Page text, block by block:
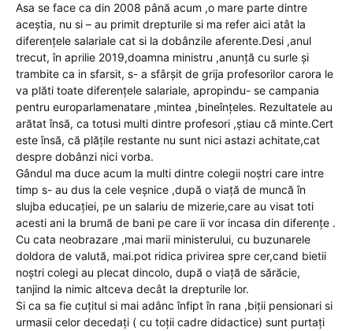
Asa se face ca din 2008 până acum ,o mare parte dintre
aceștia, nu si – au primit drepturile si ma refer aici atât la
diferențele salariale cat si la dobânzile aferente.Desi ,anul
trecut, în aprilie 2019,doamna ministru ,anunță cu surle și
trambite ca in sfarsit, s- a sfârșit de grija profesorilor carora le
va plăti toate diferențele salariale, apropindu- se campania
pentru europarlamenatare ,mintea ,bineînțeles. Rezultatele au
arătat însă, ca totusi multi dintre profesori ,știau că minte.Cert
este însă, că plățile restante nu sunt nici astazi achitate,cat
despre dobânzi nici vorba.
Gândul ma duce acum la multi dintre colegii noștri care intre
timp s- au dus la cele veșnice ,după o viață de muncă în
slujba educației, pe un salariu de mizerie,care au visat toti
acesti ani la brumă de bani pe care ii vor incasa din diferențe .
Cu cata neobrazare ,mai marii ministerului, cu buzunarele
doldora de valută, mai.pot ridica privirea spre cer,cand bietii
noștri colegi au plecat dincolo, după o viață de sărăcie,
tanjind la nimic altceva decât la drepturile lor.
Si ca sa fie cuțitul si mai adânc înfipt în rana ,biții pensionari si
urmasii celor decedați ( cu toții cadre didactice) sunt purtați